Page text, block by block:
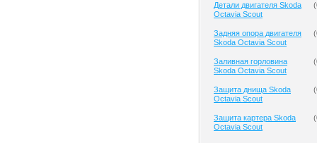
Детали двигателя Skoda
Octavia Scout
(
Задняя опора двигателя
Skoda Octavia Scout
(
Заливная горловина
Skoda Octavia Scout
(
Защита днища Skoda
Octavia Scout
(
Защита картера Skoda
Octavia Scout
(